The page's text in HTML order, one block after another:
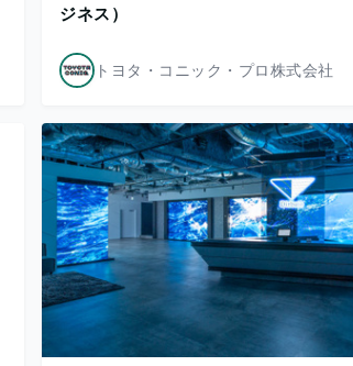
ジネス）
トヨタ・コニック・プロ株式会社